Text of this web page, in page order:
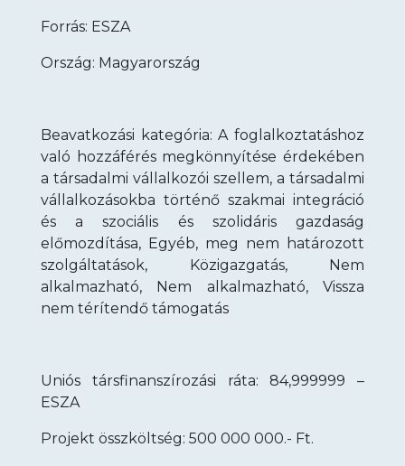
Forrás: ESZA
Ország: Magyarország
Beavatkozási kategória: A foglalkoztatáshoz
való hozzáférés megkönnyítése érdekében
a társadalmi vállalkozói szellem, a társadalmi
vállalkozásokba történő szakmai integráció
és a szociális és szolidáris gazdaság
előmozdítása, Egyéb, meg nem határozott
szolgáltatások, Közigazgatás, Nem
alkalmazható, Nem alkalmazható, Vissza
nem térítendő támogatás
Uniós társfinanszírozási ráta: 84,999999 –
ESZA
Projekt összköltség: 500 000 000.- Ft.